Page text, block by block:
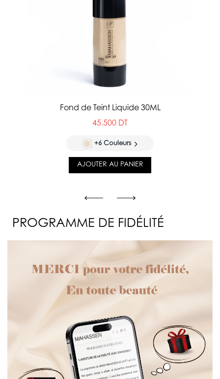
Fond de Teint Liquide 30ML
45.500 DT
+6 Couleurs
AJOUTER AU PANIER
PROGRAMME DE FIDÉLITÉ